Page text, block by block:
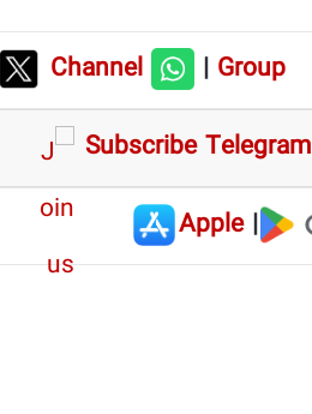
Channel |Group
Subscribe Telegram
|
Apple